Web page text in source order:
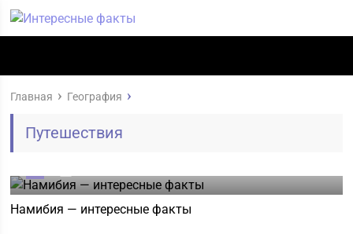
Главная География
Путешествия
Намибия — интересные факты